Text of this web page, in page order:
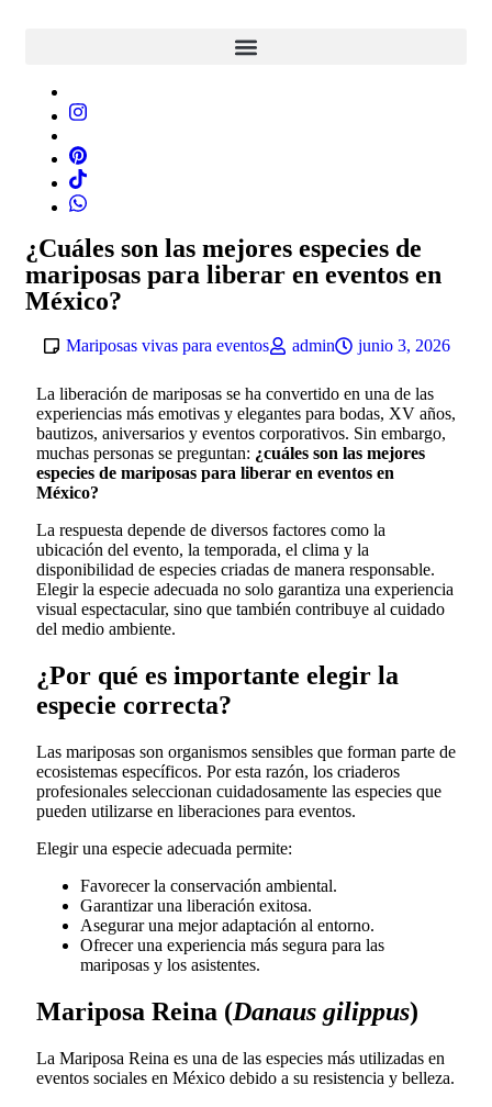
¿Cuáles son las mejores especies de
mariposas para liberar en eventos en
México?
Mariposas vivas para eventos admin junio 3, 2026
La liberación de mariposas se ha convertido en una de las
experiencias más emotivas y elegantes para bodas, XV años,
bautizos, aniversarios y eventos corporativos. Sin embargo,
muchas personas se preguntan: ¿cuáles son las mejores
especies de mariposas para liberar en eventos en
México?
La respuesta depende de diversos factores como la
ubicación del evento, la temporada, el clima y la
disponibilidad de especies criadas de manera responsable.
Elegir la especie adecuada no solo garantiza una experiencia
visual espectacular, sino que también contribuye al cuidado
del medio ambiente.
¿Por qué es importante elegir la
especie correcta?
Las mariposas son organismos sensibles que forman parte de
ecosistemas específicos. Por esta razón, los criaderos
profesionales seleccionan cuidadosamente las especies que
pueden utilizarse en liberaciones para eventos.
Elegir una especie adecuada permite:
Favorecer la conservación ambiental.
Garantizar una liberación exitosa.
Asegurar una mejor adaptación al entorno.
Ofrecer una experiencia más segura para las
mariposas y los asistentes.
Mariposa Reina (Danaus gilippus)
La Mariposa Reina es una de las especies más utilizadas en
eventos sociales en México debido a su resistencia y belleza.